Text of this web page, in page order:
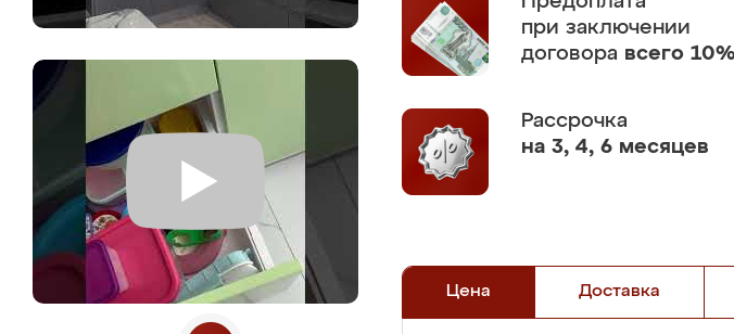
при заключении
договора всего 10%
Рассрочка
на 3, 4, 6 месяцев
Цена Доставка